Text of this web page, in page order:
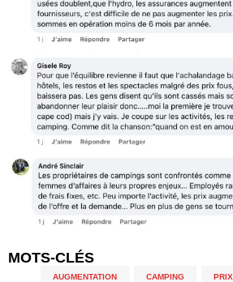
MOTS-CLÉS
AUGMENTATION CAMPING PRIX